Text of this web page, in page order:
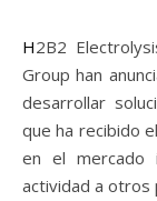
H2B2 Electrolysis Technologies (H2B2) y GR Promoter
Group han
desarrollar
que ha recibido
en el mercado
actividad a otros